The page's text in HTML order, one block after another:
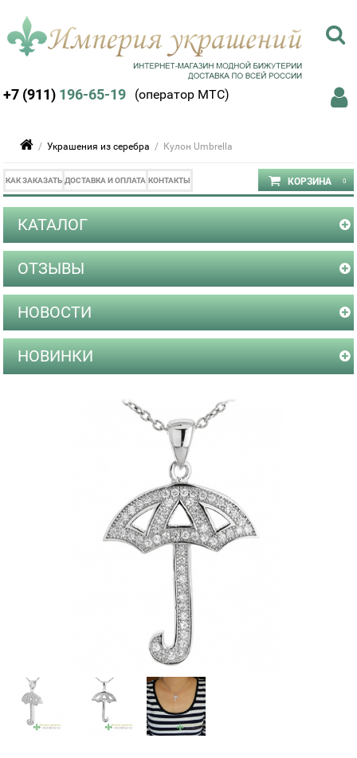
+7 (911) 196-65-19 (оператор МТС)
/Украшения из серебра / Кулон Umbrella
КАК ЗАКАЗАТЬ ДОСТАВКА И ОПЛАТА КОНТАКТЫ
КАТАЛОГ
ОТЗЫВЫ
НОВОСТИ
НОВИНКИ